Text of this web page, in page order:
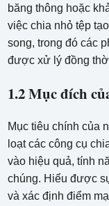
băng thông hoặc
việc chia nhỏ tệp
song, trong đó các
được xử lý đồng
1.2 Mục đích
Mục tiêu chính của
loạt các công cụ
vào hiệu quả, tính
chúng. Hiểu được
và xác định điểm